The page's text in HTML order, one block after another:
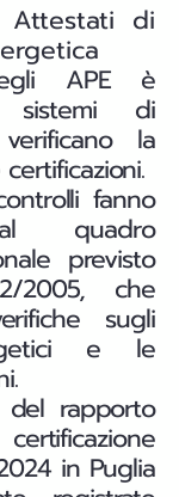
Attestati di
APE è
sistemi di
la
fanno
quadro
previsto
2005, che
sugli
e le
rapporto
in Puglia